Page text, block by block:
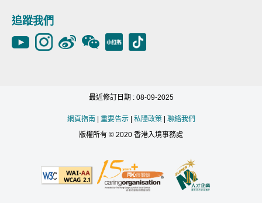
追蹤我們
最近修訂日期 : 08-09-2025
網頁指南 重要告示| 私隱政策| 聯絡我們
版權所有 © 2020 香港入境事務處